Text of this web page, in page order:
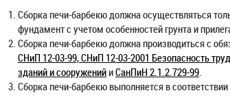
Сборка печи-барбекю должна осуществляться
фундамент с учетом особенностей грунта и
Сборка печи-барбекю должна производиться с
СНиП 12-03-99, СНиП 12-03-2001 Безопасность
зданий и сооруженийиСанПиН 2.1.2.729-99.
Сборка печи-барбекю выполняется в